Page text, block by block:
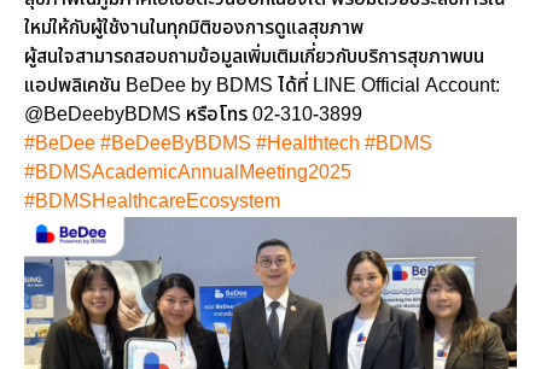
ใหม่ให้กับผู้ใช้งานในทุกมิติของการดูแลสุขภาพ
ผู้สนใจสามารถสอบถามข้อมูลเพิ่มเติมเกี่ยวกับบริการสุขภาพบน
แอปพลิเคชัน BeDee by BDMS ได้ที่ LINE Official Account:
@BeDeebyBDMS หรือโทร02-310-3899
#BeDee#BeDeeByBDMS #Healthtech #BDMS
#BDMSAcademicAnnualMeeting2025
#BDMSHealthcareEcosystem